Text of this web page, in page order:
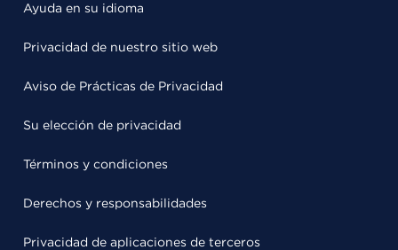
Ayuda en su idioma
Privacidad de nuestro sitio web
Aviso de Prácticas de Privacidad
Su elección de privacidad
Términos y condiciones
Derechos y responsabilidades
Privacidad de aplicaciones de terceros